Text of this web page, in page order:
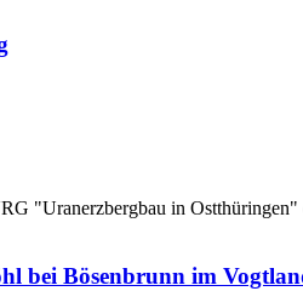
in Ostthüringen"
bei Bösenbrunn im